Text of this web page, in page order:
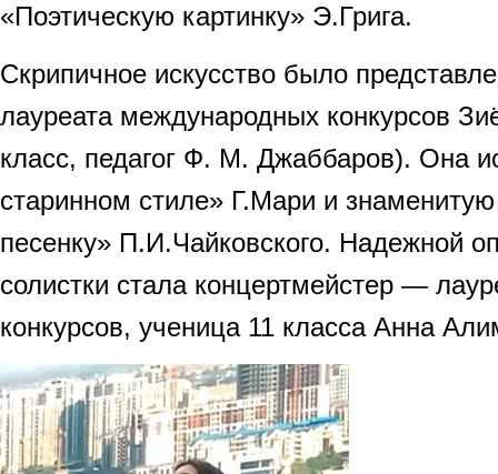
«Поэтическую картинку» Э.Грига.
Скрипичное искусство было
лауреата международных конкурсов
класс, педагог Ф. М. Джаббаров). Она
старинном стиле» Г.Мари и
песенку» П.И.Чайковского. Надежной
солистки стала концертмейстер —
конкурсов, ученица 11 класса Анна